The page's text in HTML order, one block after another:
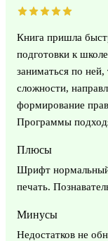
Книга пришла
подготовки к
заниматься по ней,
сложности,
формирование
Программы
Плюсы
Шрифт нормальный
печать.
Минусы
Недостатков не